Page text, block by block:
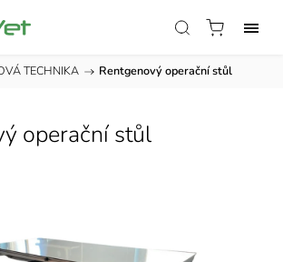
TECHNIKA / Rentgenový operační stůl
operační stůl